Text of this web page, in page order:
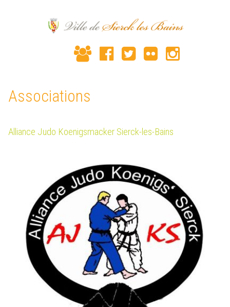
Associations
Alliance Judo Koenigsmacker Sierck-les-Bains